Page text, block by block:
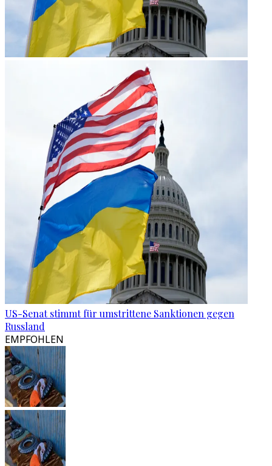
US-Senat stimmt für umstrittene Sanktionen gegen
Russland
EMPFOHLEN